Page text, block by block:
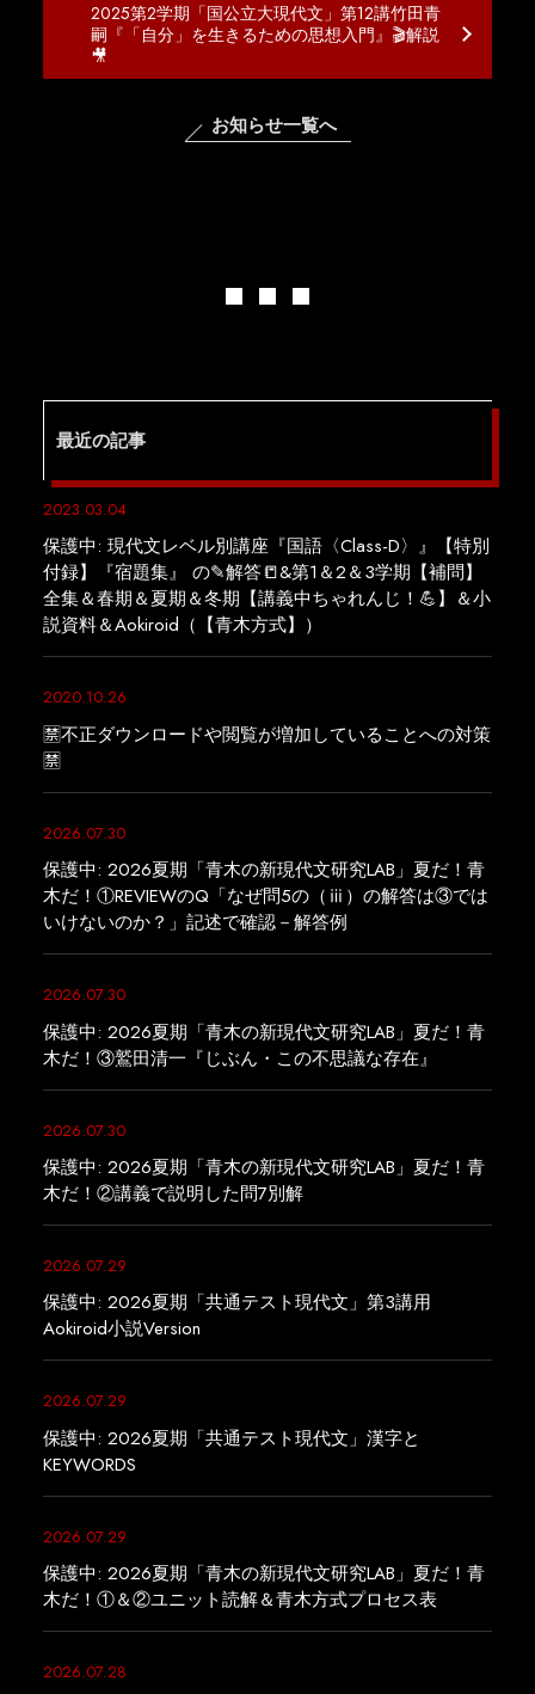
2025第2学期「国公立大現代文」第12講竹田青
嗣『「自分」を生きるための思想入門』🎬解説
🎥
お知らせ一覧へ
最近の記事
2023.03.04
保護中: 現代文レベル別講座『国語〈Class-D〉』【特別
付録】『宿題集』 の✎解答📒&第1＆2＆3学期【補問】
全集＆春期＆夏期＆冬期【講義中ちゃれんじ！💪】＆小
説資料＆Aokiroid（【青木方式】）
2020.10.26
🈲不正ダウンロードや閲覧が増加していることへの対策
🈲
2026.07.30
保護中: 2026夏期「青木の新現代文研究LAB」夏だ！青
木だ！①REVIEWのQ「なぜ問5の（ⅲ）の解答は③では
いけないのか？」記述で確認－解答例
2026.07.30
保護中: 2026夏期「青木の新現代文研究LAB」夏だ！青
木だ！③鷲田清一『じぶん・この不思議な存在』
2026.07.30
保護中: 2026夏期「青木の新現代文研究LAB」夏だ！青
木だ！②講義で説明した問7別解
2026.07.29
保護中: 2026夏期「共通テスト現代文」第3講用
Aokiroid小説Version
2026.07.29
保護中: 2026夏期「共通テスト現代文」漢字と
KEYWORDS
2026.07.29
保護中: 2026夏期「青木の新現代文研究LAB」夏だ！青
木だ！①＆②ユニット読解＆青木方式プロセス表
2026.07.28